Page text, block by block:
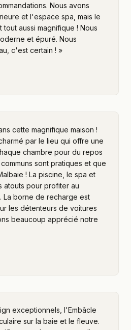
Nous avons
et l'espace spa, mais le
tout aussi magnifique ! Nous
et épuré. Nous
c'est certain ! »
cette magnifique maison !
par le lieu qui offre une
chambre pour du repos
sont pratiques et que
! La piscine, le spa et
atouts pour profiter au
La borne de recharge est
les détenteurs de voitures
beaucoup apprécié notre
exceptionnels, l'Embâcle
sur la baie et le fleuve.